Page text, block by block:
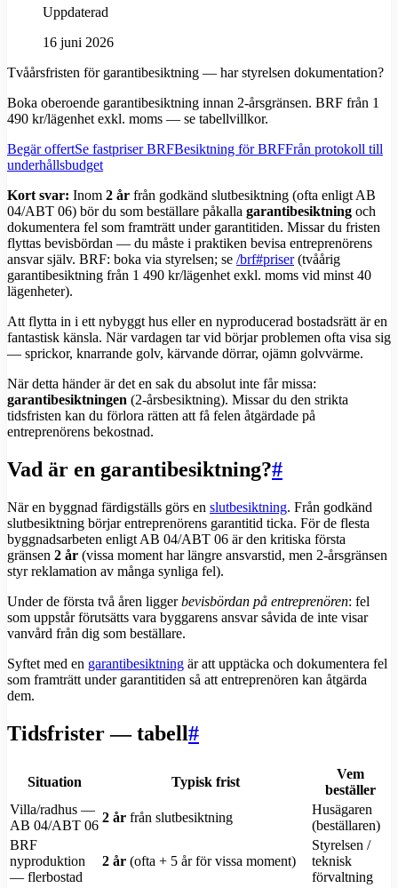
Uppdaterad
16 juni 2026
Tvåårsfristen för garantibesiktning — har styrelsen dokumentation?
Boka oberoende garantibesiktning innan 2-årsgränsen. BRF från 1
490 kr/lägenhet exkl. moms — se tabellvillkor.
Begär offertSe fastpriser BRFBesiktning för BRFFrån protokoll till
underhållsbudget
Kort svar: Inom 2 år från godkänd slutbesiktning (ofta enligt AB
04/ABT 06) bör du som beställare påkalla garantibesiktning och
dokumentera fel som framträtt under garantitiden. Missar du fristen
flyttas bevisbördan — du måste i praktiken bevisa entreprenörens
ansvar själv. BRF: boka via styrelsen; se /brf#priser(tvåårig
garantibesiktning från 1 490 kr/lägenhet exkl. moms vid minst 40
lägenheter).
Att flytta in i ett nybyggt hus eller en nyproducerad bostadsrätt är en
fantastisk känsla. När vardagen tar vid börjar problemen ofta visa sig
— sprickor, knarrande golv, kärvande dörrar, ojämn golvvärme.
När detta händer är det en sak du absolut inte får missa:
garantibesiktningen (2-årsbesiktning). Missar du den strikta
tidsfristen kan du förlora rätten att få felen åtgärdade på
entreprenörens bekostnad.
Vad är en garantibesiktning?#
När en byggnad färdigställs görs en slutbesiktning. Från godkänd
slutbesiktning börjar entreprenörens garantitid ticka. För de flesta
byggnadsarbeten enligt AB 04/ABT 06 är den kritiska första
gränsen 2 år (vissa moment har längre ansvarstid, men 2-årsgränsen
styr reklamation av många synliga fel).
Under de första två åren liggerbevisbördan på entreprenören: fel
som uppstår förutsätts vara byggarens ansvar såvida de inte visar
vanvård från dig som beställare.
Syftet med en garantibesiktning är att upptäcka och dokumentera fel
som framträtt under garantitiden så att entreprenören kan åtgärda
dem.
Tidsfrister — tabell#
Situation Typisk frist
Vem
beställer
Villa/radhus —
AB 04/ABT 06
2 år från slutbesiktning
Husägaren
(beställaren)
BRF
nyproduktion
— flerbostad
2 år (ofta + 5 år för vissa moment)
Styrelsen /
teknisk
förvaltning